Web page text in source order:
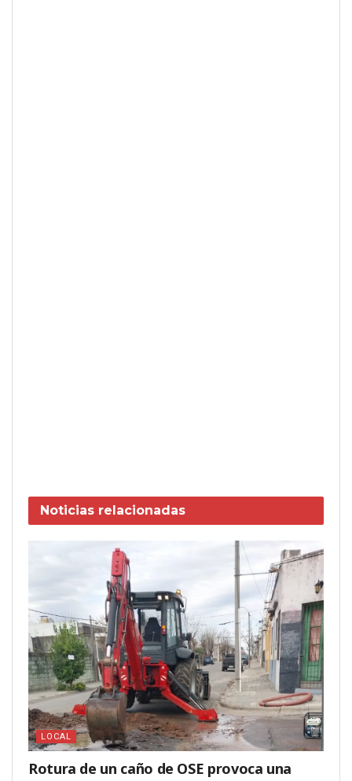
Noticias relacionadas
LOCAL
Rotura de un caño de OSE provoca una